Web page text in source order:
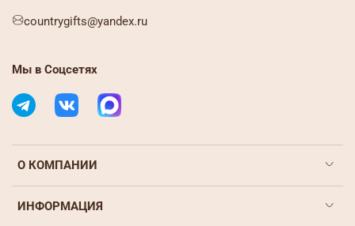
О КОМПАНИИ
ИНФОРМАЦИЯ
countrygifts@yandex.ru
Мы в Соцсетях